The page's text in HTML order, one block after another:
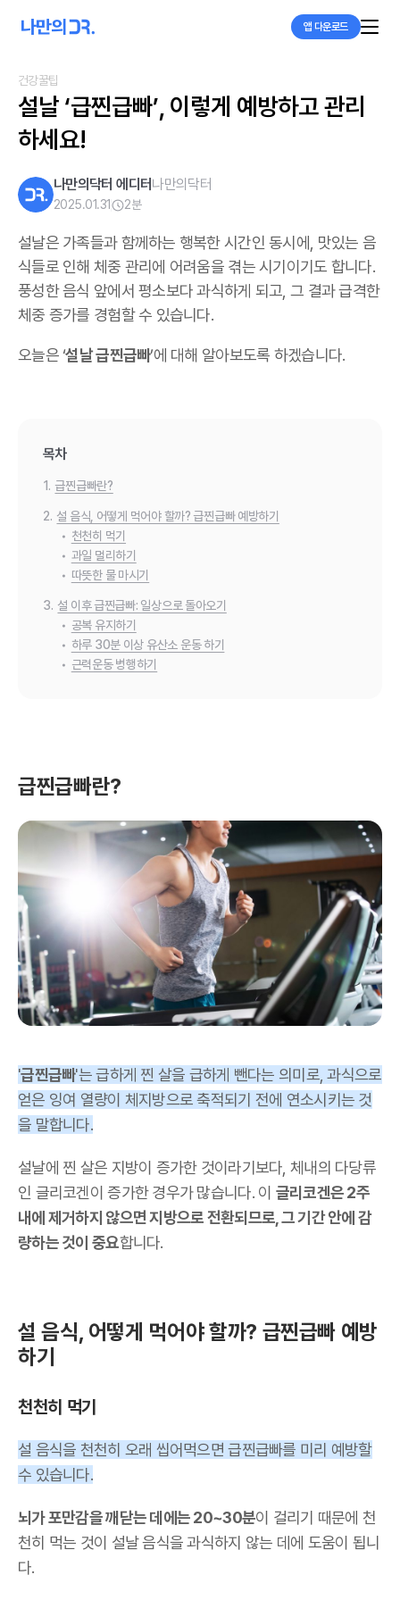
앱 다운로드
건강꿀팁
설날 ‘급찐급빠’, 이렇게 예방하고 관리
하세요!
나만의닥터 에디터나만의닥터
2025.01.31 2분
설날은 가족들과 함께하는 행복한 시간인 동시에, 맛있는 음
식들로 인해 체중 관리에 어려움을 겪는 시기이기도 합니다.
풍성한 음식 앞에서 평소보다 과식하게 되고, 그 결과 급격한
체중 증가를 경험할 수 있습니다.
오늘은 ‘설날 급찐급빠’에 대해 알아보도록 하겠습니다.
목차
1. 급찐급빠란?
2. 설 음식, 어떻게 먹어야 할까? 급찐급빠 예방하기
• 천천히 먹기
• 과일 멀리하기
• 따뜻한 물 마시기
3. 설 이후 급찐급빠: 일상으로 돌아오기
• 공복 유지하기
• 하루 30분 이상 유산소 운동 하기
• 근력운동 병행하기
급찐급빠란?
'급찐급빠'는 급하게 찐 살을 급하게 뺀다는 의미로, 과식으로
얻은 잉여 열량이 체지방으로 축적되기 전에 연소시키는 것
을 말합니다.
설날에 찐 살은 지방이 증가한 것이라기보다, 체내의 다당류
인 글리코겐이 증가한 경우가 많습니다. 이 글리코겐은 2주
내에 제거하지 않으면 지방으로 전환되므로, 그 기간 안에 감
량하는 것이 중요합니다.
설 음식, 어떻게 먹어야 할까? 급찐급빠 예방
하기
천천히 먹기
설 음식을 천천히 오래 씹어먹으면 급찐급빠를 미리 예방할
수 있습니다.
뇌가 포만감을 깨닫는 데에는 20~30분이 걸리기 때문에 천
천히 먹는 것이 설날 음식을 과식하지 않는 데에 도움이 됩니
다.